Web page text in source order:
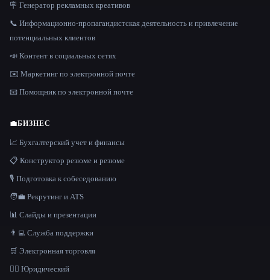
🪧 Генератор рекламных креативов
📞 Информационно-пропагандистская деятельность и привлечение
потенциальных клиентов
📣 Контент в социальных сетях
✉️ Маркетинг по электронной почте
📧 Помощник по электронной почте
💼БИЗНЕС
📈 Бухгалтерский учет и финансы
📋 Конструктор резюме и резюме
🎙️ Подготовка к собеседованию
🧑‍💼 Рекрутинг и ATS
📊 Слайды и презентации
👨‍💻 Служба поддержки
🛒 Электронная торговля
👩‍⚖️ Юридический